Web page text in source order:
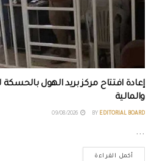
إعادة افتتاح مركز بريد الهول
والمالية
BY EDITORIAL BOARD
...
أكمل القراءة